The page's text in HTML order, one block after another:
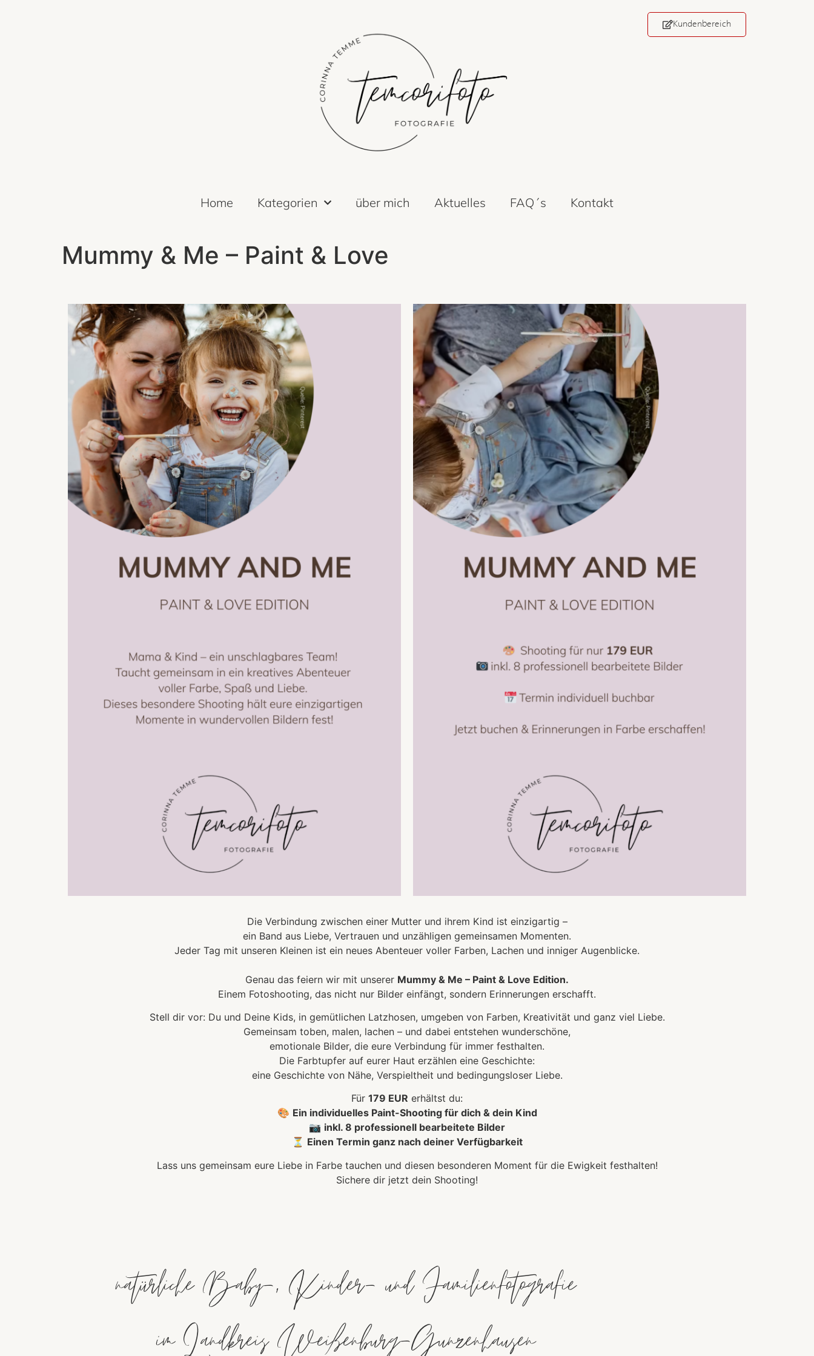
Kundenbereich
Home Kategorien über mich Aktuelles FAQ´s Kontakt
Mummy & Me – Paint & Love
Die Verbindung zwischen einer Mutter und ihrem Kind ist einzigartig –
ein Band aus Liebe, Vertrauen und unzähligen gemeinsamen Momenten.
Jeder Tag mit unseren Kleinen ist ein neues Abenteuer voller Farben, Lachen und inniger Augenblicke.
Genau das feiern wir mit unserer Mummy & Me – Paint & Love Edition.
Einem Fotoshooting, das nicht nur Bilder einfängt, sondern Erinnerungen erschafft.
Stell dir vor: Du und Deine Kids, in gemütlichen Latzhosen, umgeben von Farben, Kreativität und ganz viel Liebe.
Gemeinsam toben, malen, lachen – und dabei entstehen wunderschöne,
emotionale Bilder, die eure Verbindung für immer festhalten.
Die Farbtupfer auf eurer Haut erzählen eine Geschichte:
eine Geschichte von Nähe, Verspieltheit und bedingungsloser Liebe.
Für 179 EUR erhältst du:
🎨 Ein individuelles Paint-Shooting für dich & dein Kind
📷 inkl. 8 professionell bearbeitete Bilder
⏳ Einen Termin ganz nach deiner Verfügbarkeit
Lass uns gemeinsam eure Liebe in Farbe tauchen und diesen besonderen Moment für die Ewigkeit festhalten!
Sichere dir jetzt dein Shooting!
natürliche Baby-, Kinder- und Familienfotografie
im Landkreis Weißenburg-Gunzenhausen